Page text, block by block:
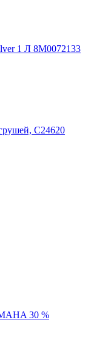
1 Л 8M0072133
С24620
30 %